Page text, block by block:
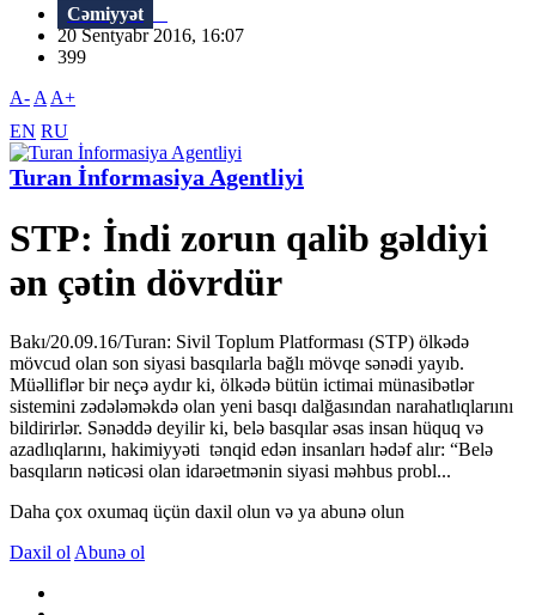
Cəmiyyət
20 Sentyabr 2016, 16:07
399
A- A A+
EN RU
Turan İnformasiya Agentliyi
STP: İndi zorun qalib gəldiyi
ən çətin dövrdür
Bakı/20.09.16/Turan: Sivil Toplum Platforması (STP) ölkədə
mövcud olan son siyasi basqılarla bağlı mövqe sənədi yayıb.
Müəlliflər bir neçə aydır ki, ölkədə bütün ictimai münasibətlər
sistemini zədələməkdə olan yeni basqı dalğasından narahatlıqlarıını
bildirirlər. Sənəddə deyilir ki, belə basqılar əsas insan hüquq və
azadlıqlarını, hakimiyyəti tənqid edən insanları hədəf alır: “Belə
basqıların nəticəsi olan idarəetmənin siyasi məhbus probl...
Daha çox oxumaq üçün daxil olun və ya abunə olun
Daxil ol Abunə ol